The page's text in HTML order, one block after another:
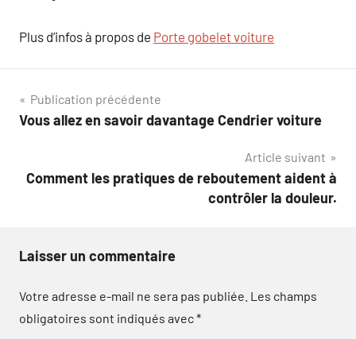
Plus d’infos à propos de Porte gobelet voiture
Navigation
de
Publication précédente
Vous allez en savoir davantage Cendrier voiture
Article suivant
Comment les pratiques de reboutement aident à
contrôler la douleur.
Laisser un commentaire
Votre adresse e-mail ne sera pas publiée. Les champs
obligatoires sont indiqués avec*